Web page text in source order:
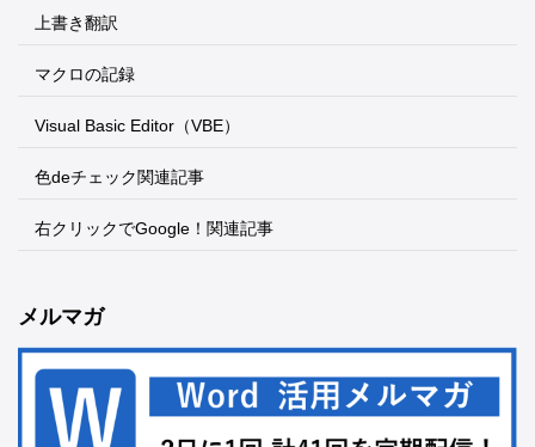
上書き翻訳
マクロの記録
Visual Basic Editor（VBE）
色deチェック関連記事
右クリックでGoogle！関連記事
メルマガ